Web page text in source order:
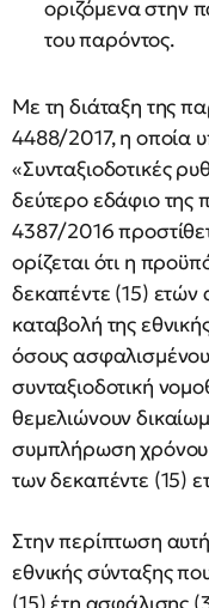
οριζόμενα στην
του παρόντος.
Με τη διάταξη της
4488/2017, η οποία
«Συνταξιοδοτικές
δεύτερο εδάφιο της
4387/2016
ορίζεται ότι η
δεκαπέντε (15) ετών
καταβολή της
όσους
συνταξιοδοτική
θεμελιώνουν
συμπλήρωση χρόνου
των δεκαπέντε (15)
Στην περίπτωση
εθνικής σύνταξης